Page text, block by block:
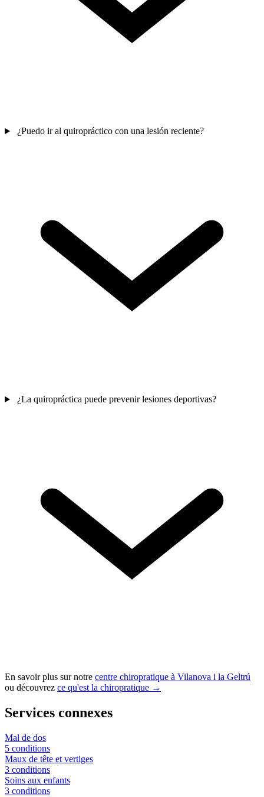
¿Puedo ir al quiropráctico con una lesión reciente?
¿La quiropráctica puede prevenir lesiones deportivas?
En savoir plus sur notre centre chiropratique à Vilanova i la Geltrú
ou découvrez ce qu'est la chiropratique →
Services connexes
Mal de dos
5 conditions
Maux de tête et vertiges
3 conditions
Soins aux enfants
3 conditions